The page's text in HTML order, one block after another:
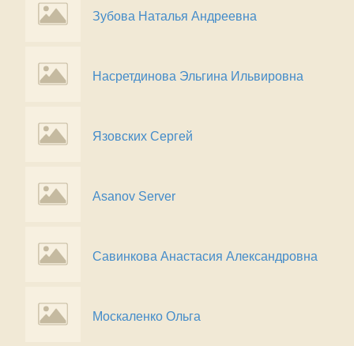
Зубова Наталья Андреевна
Насретдинова Эльгина Ильвировна
Язовских Сергей
Asanov Server
Савинкова Анастасия Александровна
Москаленко Ольга